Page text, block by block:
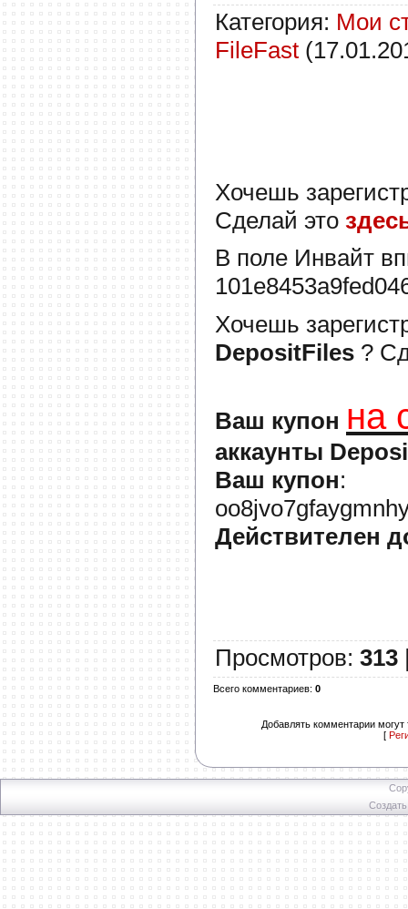
Категория: Мои
FileFast
Хочешь
Сделай это
В поле Инвайт
Хочешь
DepositFiles ?
Ваш купон на
аккаунты
Ваш купон:
Действителен
Просмотров: 313
Всего комментариев: 0
Добавлять комментарии могут
[